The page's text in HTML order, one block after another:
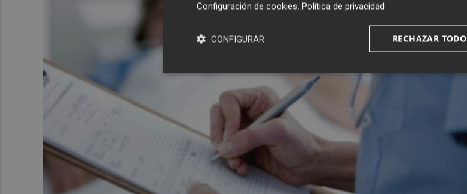
Configuración de cookies. Política de privacidad
RECHAZAR TODO
CONFIGURAR